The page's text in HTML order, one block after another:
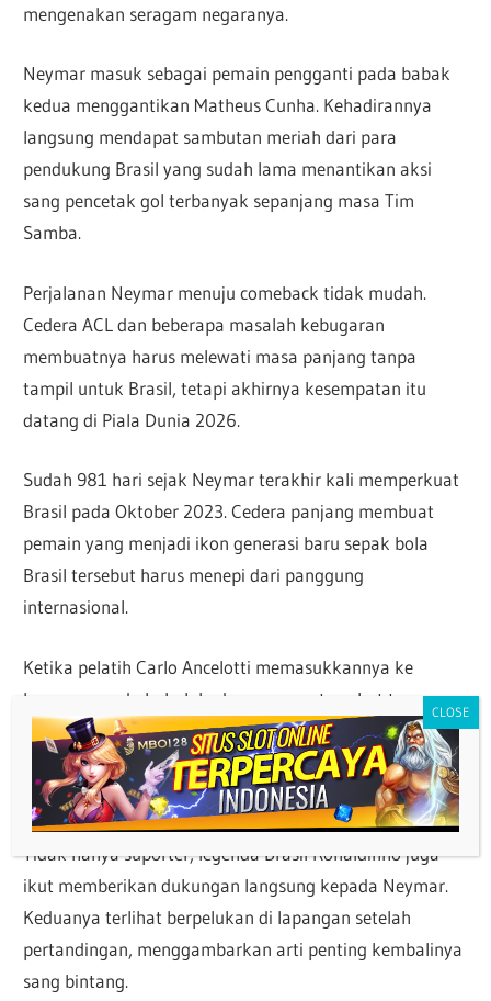
mengenakan seragam negaranya.
Neymar masuk sebagai pemain pengganti pada babak
kedua menggantikan Matheus Cunha. Kehadirannya
langsung mendapat sambutan meriah dari para
pendukung Brasil yang sudah lama menantikan aksi
sang pencetak gol terbanyak sepanjang masa Tim
Samba.
Perjalanan Neymar menuju comeback tidak mudah.
Cedera ACL dan beberapa masalah kebugaran
membuatnya harus melewati masa panjang tanpa
tampil untuk Brasil, tetapi akhirnya kesempatan itu
datang di Piala Dunia 2026.
Sudah 981 hari sejak Neymar terakhir kali memperkuat
Brasil pada Oktober 2023. Cedera panjang membuat
pemain yang menjadi ikon generasi baru sepak bola
Brasil tersebut harus menepi dari panggung
internasional.
Ketika pelatih Carlo Ancelotti memasukkannya ke
lapangan pada babak kedua, momen tersebut terasa
sangat emosional. Neymar yang masuk menggantikan
Cunha menjadi salah satu cerita terbesar dari
kemenangan Brasil atas Skotlandia.
Tidak hanya suporter, legenda Brasil Ronaldinho juga
ikut memberikan dukungan langsung kepada Neymar.
Keduanya terlihat berpelukan di lapangan setelah
pertandingan, menggambarkan arti penting kembalinya
sang bintang.